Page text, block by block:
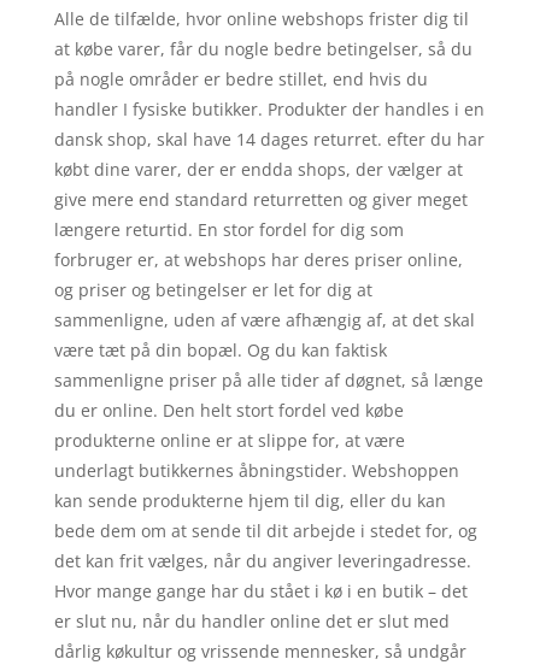
Alle de tilfælde, hvor online webshops frister dig til
at købe varer, får du nogle bedre betingelser, så du
på nogle områder er bedre stillet, end hvis du
handler I fysiske butikker. Produkter der handles i en
dansk shop, skal have 14 dages returret. efter du har
købt dine varer, der er endda shops, der vælger at
give mere end standard returretten og giver meget
længere returtid. En stor fordel for dig som
forbruger er, at webshops har deres priser online,
og priser og betingelser er let for dig at
sammenligne, uden af være afhængig af, at det skal
være tæt på din bopæl. Og du kan faktisk
sammenligne priser på alle tider af døgnet, så længe
du er online. Den helt stort fordel ved købe
produkterne online er at slippe for, at være
underlagt butikkernes åbningstider. Webshoppen
kan sende produkterne hjem til dig, eller du kan
bede dem om at sende til dit arbejde i stedet for, og
det kan frit vælges, når du angiver leveringadresse.
Hvor mange gange har du stået i kø i en butik – det
er slut nu, når du handler online det er slut med
dårlig køkultur og vrissende mennesker, så undgår